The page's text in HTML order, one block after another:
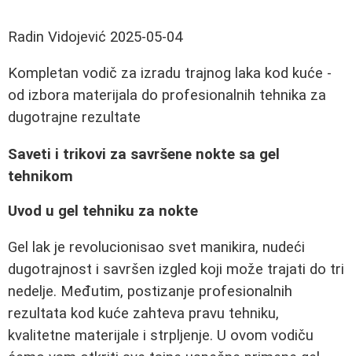
Radin Vidojević 2025-05-04
Kompletan vodič za izradu trajnog laka kod kuće -
od izbora materijala do profesionalnih tehnika za
dugotrajne rezultate
Saveti i trikovi za savršene nokte sa gel
tehnikom
Uvod u gel tehniku za nokte
Gel lak je revolucionisao svet manikira, nudeći
dugotrajnost i savršen izgled koji može trajati do tri
nedelje. Međutim, postizanje profesionalnih
rezultata kod kuće zahteva pravu tehniku,
kvalitetne materijale i strpljenje. U ovom vodiču